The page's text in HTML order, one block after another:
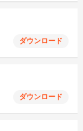
ダウンロード
ダウンロード